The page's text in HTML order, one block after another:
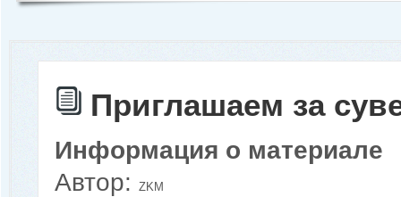
Приглашаем за
Информация о материале
Автор:
ZKM